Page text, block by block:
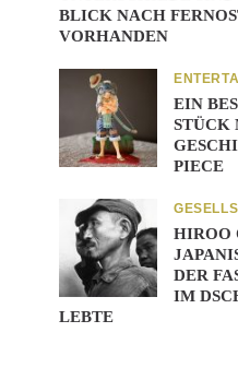
BLICK NACH
VORHANDEN
EIN
STÜCK
PIECE
HIROO
DER
IM
LEBTE